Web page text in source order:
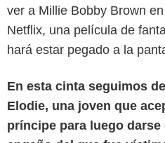
ver a Millie Bobby Brown
Netflix, una película de
hará estar pegado a la
En esta cinta seguimos
Elodie, una joven que
príncipe para luego